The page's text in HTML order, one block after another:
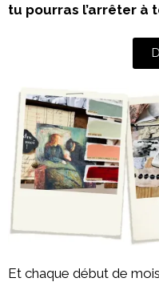
tu pourras l’arrêter à
Et chaque début de